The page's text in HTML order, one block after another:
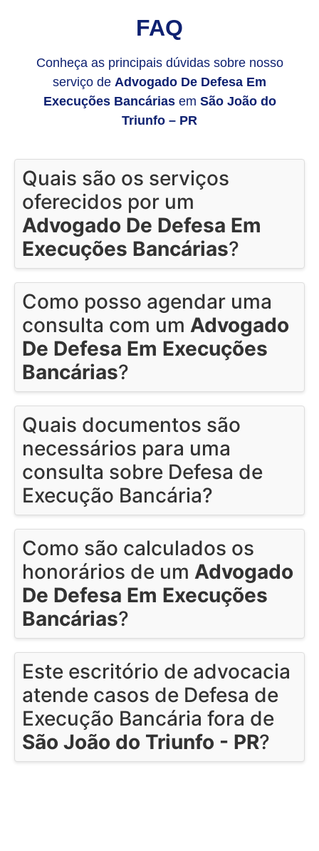
FAQ
Conheça as principais dúvidas sobre nosso
serviço de Advogado De Defesa Em
Execuções Bancáriasem São João do
Triunfo – PR
Quais são os serviços
oferecidos por um
Advogado De Defesa Em
Execuções Bancárias?
Como posso agendar uma
consulta com um Advogado
De Defesa Em Execuções
Bancárias?
Quais documentos são
necessários para uma
consulta sobre Defesa de
Execução Bancária?
Como são calculados os
honorários de um Advogado
De Defesa Em Execuções
Bancárias?
Este escritório de advocacia
atende casos de Defesa de
Execução Bancária fora de
São João do Triunfo - PR?